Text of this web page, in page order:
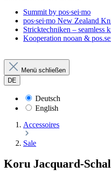
Summit by pos∙sei∙mo
pos∙sei∙mo New Zealand
Stricktechniken – seamless
Kooperation nooan &
Menü schließen
DE
Deutsch
English
Accessoires
Sale
Koru Jacquard-Schal